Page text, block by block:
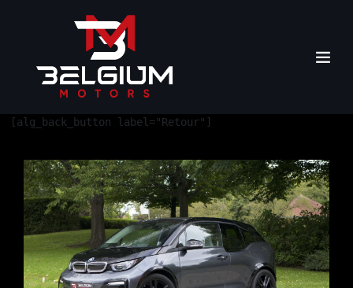
[alg_back_button label="Retour"]